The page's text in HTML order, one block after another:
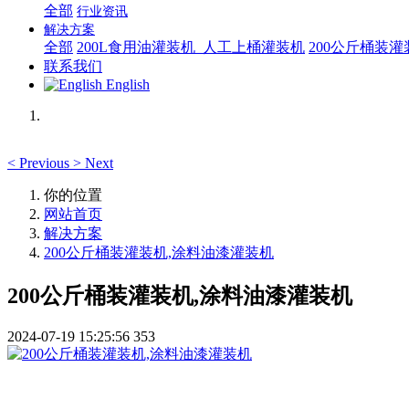
全部 行业资讯
解决方案
全部 200L食用油灌装机_人工上桶灌装机 200公斤桶装
联系我们
English
< Previous > Next
你的位置
网站首页
解决方案
200公斤桶装灌装机,涂料油漆灌装机
200公斤桶装灌装机,涂料油漆灌装机
2024-07-19 15:25:56 353